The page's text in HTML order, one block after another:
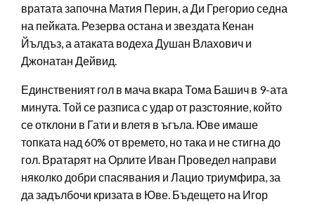
вратата започна Матия Перин, а Ди Грегорио седна
на пейката. Резерва остана и звездата Кенан
Йълдъз, а атаката водеха Душан Влахович и
Джонатан Дейвид.
Единственият гол в мача вкара Тома Башич в 9-ата
минута. Той се разписа с удар от разстояние, който
се отклони в Гати и влетя в ъгъла. Юве имаше
топката над 60% от времето, но така и не стигна до
гол. Вратарят на Орлите Иван Проведел направи
няколко добри спасявания и Лацио триумфира, за
да задълбочи кризата в Юве. Бъдещето на Игор